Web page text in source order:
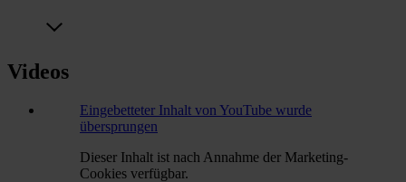
Videos
Eingebetteter Inhalt von YouTube wurde
übersprungen
Dieser Inhalt ist nach Annahme der Marketing-
Cookies verfügbar.